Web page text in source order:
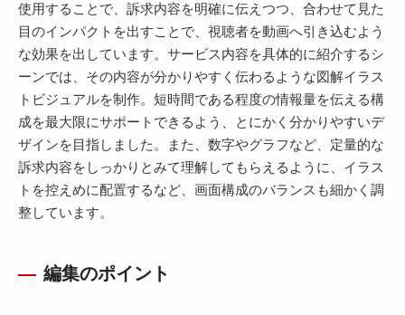
使用することで、訴求内容を明確に伝えつつ、合わせて見た
目のインパクトを出すことで、視聴者を動画へ引き込むよう
な効果を出しています。サービス内容を具体的に紹介するシ
ーンでは、その内容が分かりやすく伝わるような図解イラス
トビジュアルを制作。短時間である程度の情報量を伝える構
成を最大限にサポートできるよう、とにかく分かりやすいデ
ザインを目指しました。また、数字やグラフなど、定量的な
訴求内容をしっかりとみて理解してもらえるように、イラス
トを控えめに配置するなど、画面構成のバランスも細かく調
整しています。
編集のポイント